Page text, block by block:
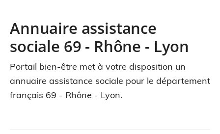
Annuaire assistance
sociale 69 - Rhône - Lyon
Portail bien-être met à votre disposition un
annuaire assistance sociale pour le département
français 69 - Rhône - Lyon.